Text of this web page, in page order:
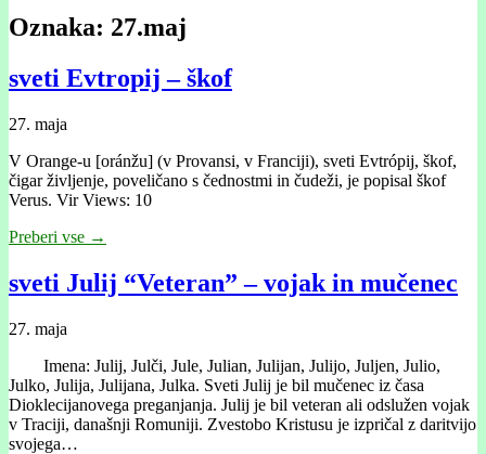
Oznaka: 27.maj
sveti Evtropij – škof
27. maja
V Orange-u [oránžu] (v Provansi, v Franciji), sveti Evtrópij, škof,
čigar življenje, poveličano s čednostmi in čudeži, je popisal škof
Verus. Vir Views: 10
Preberi vse →
sveti Julij “Veteran” – vojak in mučenec
27. maja
Imena: Julij, Julči, Jule, Julian, Julijan, Julijo, Juljen, Julio,
Julko, Julija, Julijana, Julka. Sveti Julij je bil mučenec iz časa
Dioklecijanovega preganjanja. Julij je bil veteran ali odslužen vojak
v Traciji, današnji Romuniji. Zvestobo Kristusu je izpričal z daritvijo
svojega…